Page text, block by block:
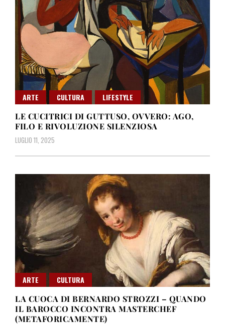
ARTE CULTURA
LIFESTYLE
LE CUCITRICI DI GUTTUSO, OVVERO: AGO,
FILO E RIVOLUZIONE SILENZIOSA
LUGLIO 11, 2025
ARTE
CULTURA
LA CUOCA DI BERNARDO STROZZI – QUANDO
IL BAROCCO INCONTRA MASTERCHEF
(METAFORICAMENTE)